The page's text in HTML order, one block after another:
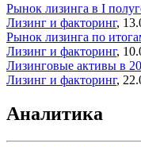
Рынок лизинга в I
Лизинг и факторинг,
Рынок лизинга по
Лизинг и факторинг,
Лизинговые активы в
Лизинг и факторинг,
Аналитика